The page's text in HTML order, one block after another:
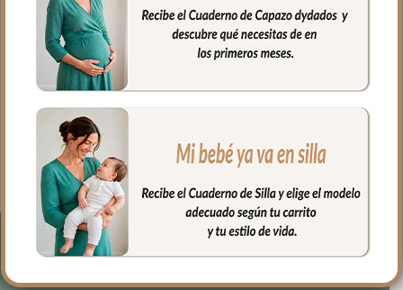
1461 Bolsos Piqué Picos y
Bodoques
82.50
Seleccionar opciones
● Coste Envío 3.90€ a la Península.